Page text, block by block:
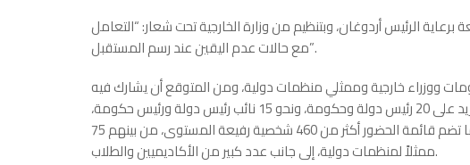
الرئيس أردوغان، وبتنظيم من وزارة الخارجية تحت شعار: “التعامل
مع حالات عدم اليقين عند رسم المستقبل”.
ووزراء خارجية وممثلي منظمات دولية، ومن المتوقع أن يشارك فيه
نحو 5 آلاف ضيف من أكثر من 150 دولة، بينهم ما يزيد على 20 رئيس دولة وحكومة، ونحو 15 نائب رئيس دولة ورئيس حكومة،
وأكثر من 50 وزيراً بينهم أكثر من 40 وزيراً للخارجية. كما تضم قائمة الحضور أكثر من 460 شخصية رفيعة المستوى، من بينهم 75
ممثلاً لمنظمات دولية، إلى جانب عدد كبير من الأكاديميين والطلاب.